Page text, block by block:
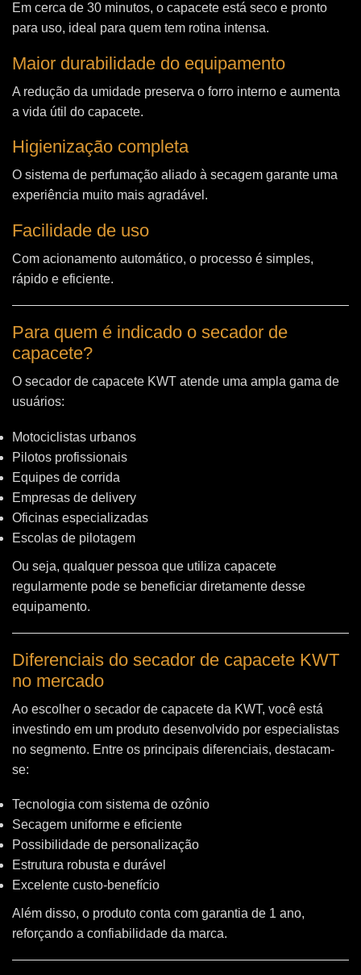
Em cerca de 30 minutos, o capacete está seco e pronto
para uso, ideal para quem tem rotina intensa.
Maior durabilidade do equipamento
A redução da umidade preserva o forro interno e aumenta
a vida útil do capacete.
Higienização completa
O sistema de perfumação aliado à secagem garante uma
experiência muito mais agradável.
Facilidade de uso
Com acionamento automático, o processo é simples,
rápido e eficiente.
Para quem é indicado o secador de
capacete?
O secador de capacete KWT atende uma ampla gama de
usuários:
Motociclistas urbanos
Pilotos profissionais
Equipes de corrida
Empresas de delivery
Oficinas especializadas
Escolas de pilotagem
Ou seja, qualquer pessoa que utiliza capacete
regularmente pode se beneficiar diretamente desse
equipamento.
Diferenciais do secador de capacete KWT
no mercado
Ao escolher o secador de capacete da KWT, você está
investindo em um produto desenvolvido por especialistas
no segmento. Entre os principais diferenciais, destacam-
se:
Tecnologia com sistema de ozônio
Secagem uniforme e eficiente
Possibilidade de personalização
Estrutura robusta e durável
Excelente custo-benefício
Além disso, o produto conta com garantia de 1 ano,
reforçando a confiabilidade da marca.